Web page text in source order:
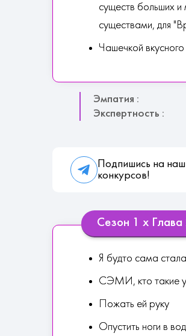
существ больших и
существами, для
Чашечкой вкусного
Эмпатия :
Экспертность :
Подпишись на наш
конкурсов!
Сезон 1 х
Я будто сама
СЭМИ, кто такие
Пожать ей руку
Опустить ноги в